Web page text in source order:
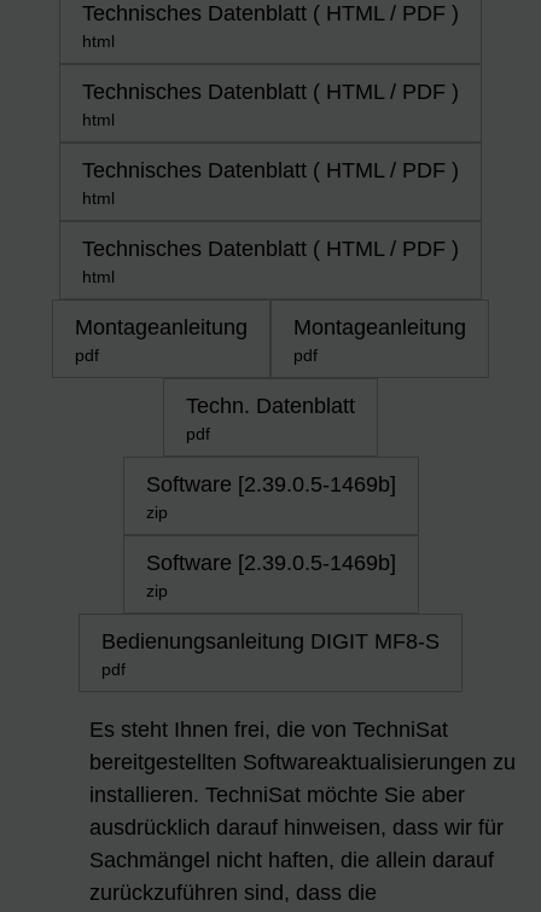
Technisches Datenblatt ( HTML / PDF )
html
Technisches Datenblatt ( HTML / PDF )
html
Technisches Datenblatt ( HTML / PDF )
html
Technisches Datenblatt ( HTML / PDF )
html
Montageanleitung
pdf
Montageanleitung
pdf
Techn. Datenblatt
pdf
Software [2.39.0.5-1469b]
zip
Software [2.39.0.5-1469b]
zip
Bedienungsanleitung DIGIT MF8-S
pdf
Es steht Ihnen frei, die von TechniSat
bereitgestellten Softwareaktualisierungen zu
installieren. TechniSat möchte Sie aber
ausdrücklich darauf hinweisen, dass wir für
Sachmängel nicht haften, die allein darauf
zurückzuführen sind, dass die